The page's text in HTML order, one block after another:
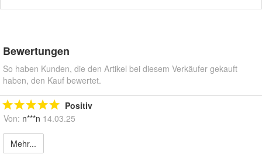
Bewertungen
So haben Kunden, die den Artikel bei diesem Verkäufer gekauft
haben, den Kauf bewertet.
Positiv
Von: n***n 14.03.25
Mehr...